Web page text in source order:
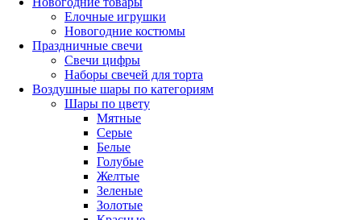
Елочные игрушки
Новогодние костюмы
Праздничные свечи
Свечи цифры
Наборы свечей для торта
Воздушные шары по категориям
Шары по цвету
Мятные
Серые
Белые
Голубые
Желтые
Зеленые
Золотые